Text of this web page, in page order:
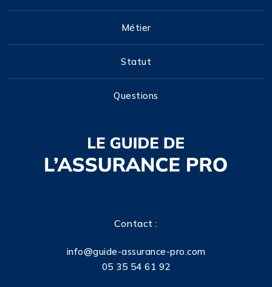
Métier
Statut
Questions
Contact :
info@guide-assurance-pro.com
05 35 54 61 92